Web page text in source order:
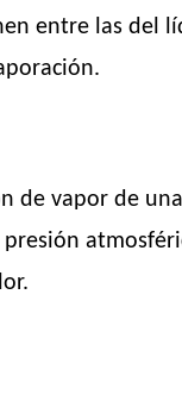
entre las del
de vapor de